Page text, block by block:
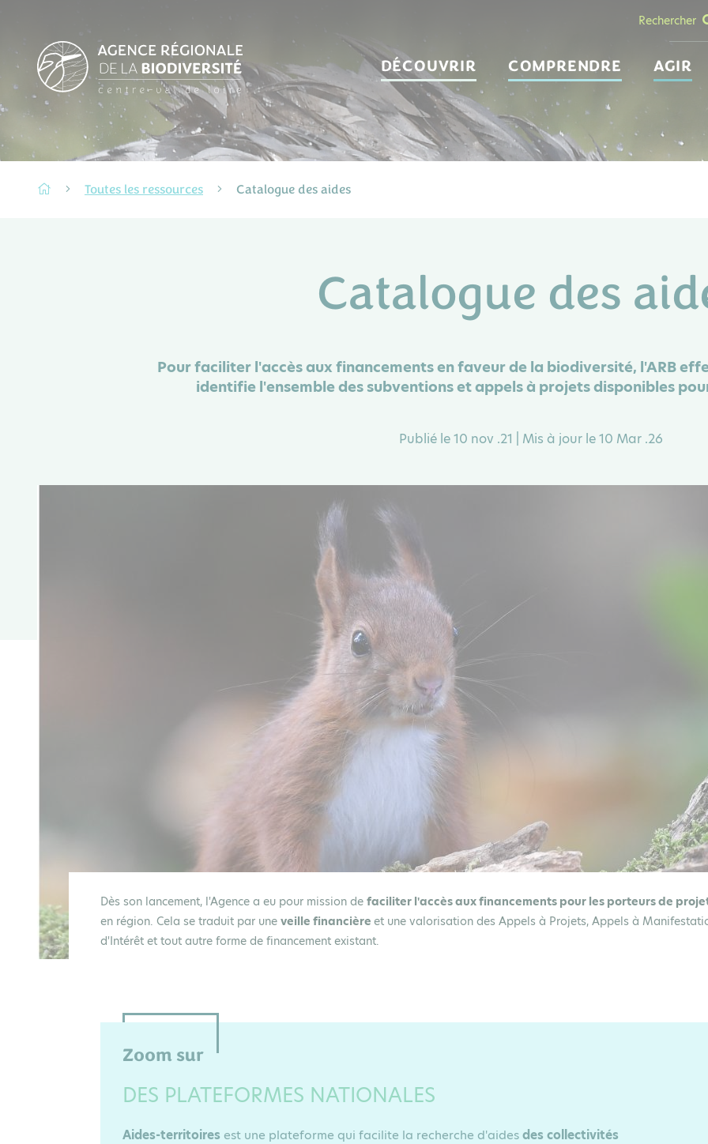
Rechercher
DÉCOUVRIR COMPRENDRE AGIR
Toutes les ressources Catalogue des aides
Catalogue des
Pour faciliter l'accès aux financements en faveur de la biodiversité, l'ARB
identifie l'ensemble des subventions et appels à projets disponibles
Publié le 10 nov .21 | Mis à jour le 10 Mar .26
Dès son lancement, l'Agence a eu pour mission de faciliter l'accès aux financements pour les porteurs de
en région. Cela se traduit par une veille financière et une valorisation des Appels à Projets, Appels à
d'Intérêt et tout autre forme de financement existant.
Zoom sur
DES PLATEFORMES NATIONALES
Aides-territoires est une plateforme qui facilite la recherche d'aidesdes collectivités